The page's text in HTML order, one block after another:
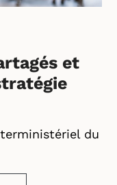
et
du